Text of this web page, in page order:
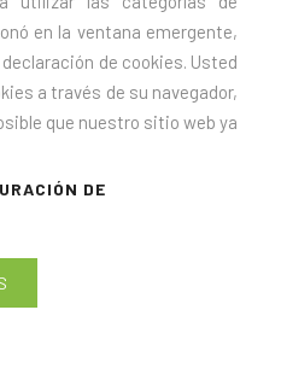
en la ventana emergente,
de cookies. Usted
a través de su navegador,
que nuestro sitio web ya
DE